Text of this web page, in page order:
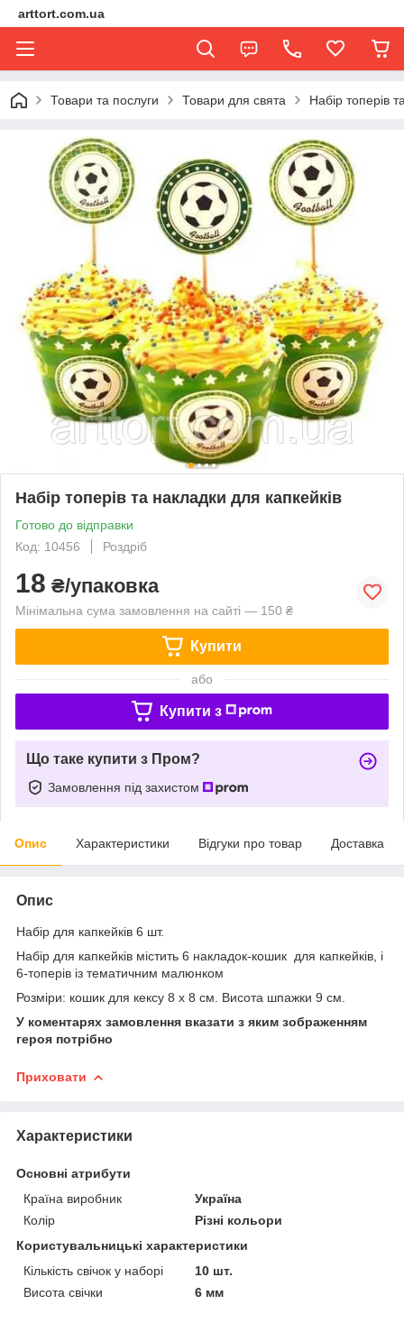
arttort.com.ua
Товари та послуги Товари для свята Набір топерів
Набір топерів та накладки для капкейків
Готово до відправки
Код: 10456
Роздріб
18 ₴/упаковка
Мінімальна сума замовлення на сайті — 150 ₴
Купити
або
Купити з
Що таке купити з Пром?
Замовлення під захистом
Опис Характеристики Відгуки про товар Доставка
Опис
Набір для капкейків 6 шт.
Набір для капкейків містить 6 накладок-кошик для капкейків, і
6-топерів із тематичним малюнком
Розміри: кошик для кексу 8 х 8 см. Висота шпажки 9 см.
У коментарях замовлення вказати з яким зображенням
героя потрібно
Приховати
Характеристики
Основні атрибути
Країна виробник
Україна
Колір
Різні кольори
Користувальницькі характеристики
Кількість свічок у наборі
10 шт.
Висота свічки
6 мм